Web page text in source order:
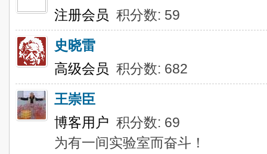
注册会员 积分数: 59
史晓雷
高级会员 积分数: 682
王崇臣
博客用户 积分数: 69
为有一间实验室而奋斗！